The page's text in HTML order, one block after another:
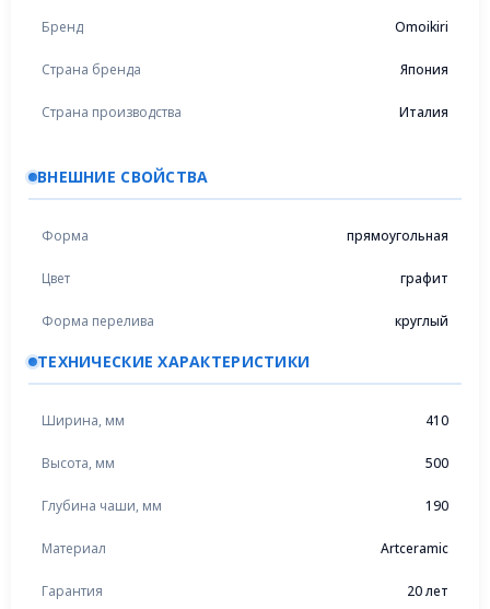
Бренд Omoikiri
Страна бренда Япония
Страна производства Италия
ВНЕШНИЕ СВОЙСТВА
Форма прямоугольная
Цвет графит
Форма перелива круглый
ТЕХНИЧЕСКИЕ ХАРАКТЕРИСТИКИ
Ширина, мм 410
Высота, мм 500
Глубина чаши, мм 190
Материал Artceramic
Гарантия 20 лет